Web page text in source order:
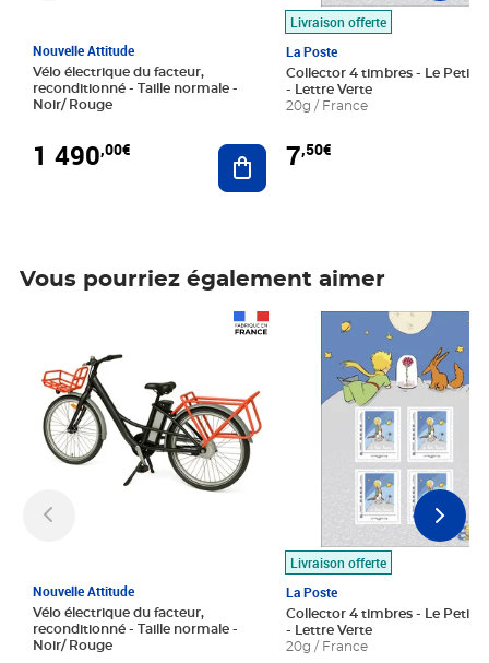
Nouvelle Attitude
Vélo électrique du facteur,
reconditionné - Taille normale -
Noir/ Rouge
1 490,00€ Ajouter au panier
Livraison offerte
La Poste
Collector 4 timbres - Le Petit
- Lettre Verte
20g / France
7,50€
Vous pourriez également aimer
Nouvelle Attitude
Vélo électrique du facteur,
reconditionné - Taille normale -
Noir/ Rouge
Livraison offerte
La Poste
Collector 4 timbres - Le Petit
- Lettre Verte
20g / France
Prix 7,50€